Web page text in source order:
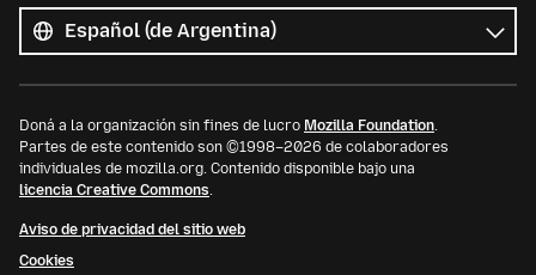
los
idiomas
Idioma
Doná a la organización sin fines de lucro Mozilla Foundation.
Partes de este contenido son ©1998–2026 de colaboradores
individuales de mozilla.org. Contenido disponible bajo una
licencia Creative Commons.
Aviso de privacidad del sitio web
Cookies